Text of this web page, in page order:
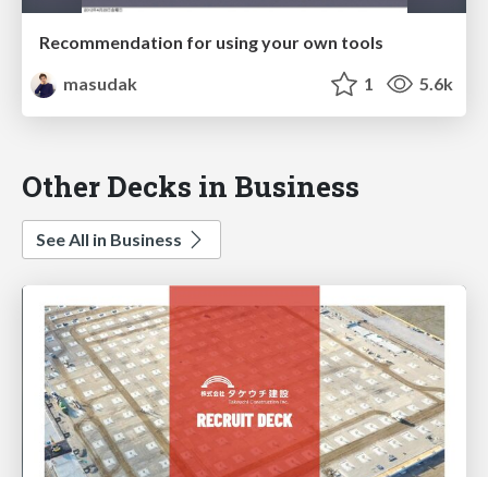
Recommendation for using your own tools
masudak
1 5.6k
Other Decks in Business
See All in Business